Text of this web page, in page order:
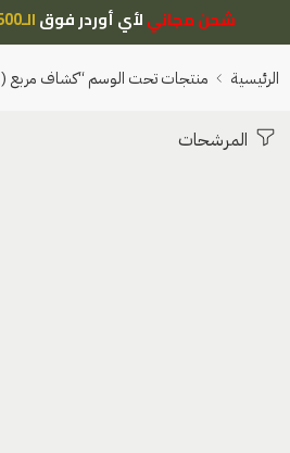
شحن مجانيلأي أوردر فوقالـ1500 جنية
الرئيسية منتجات تحت الوسم “كشاف مربع (Square flashlight)”
المرشحات